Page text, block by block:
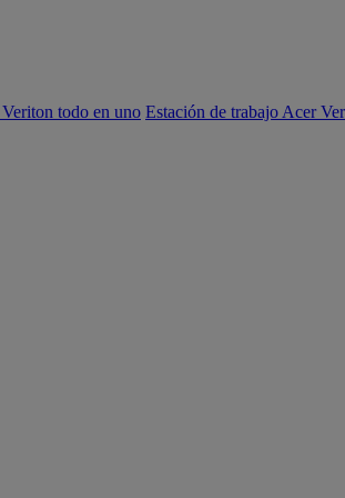
todo en uno Estación de trabajo Acer